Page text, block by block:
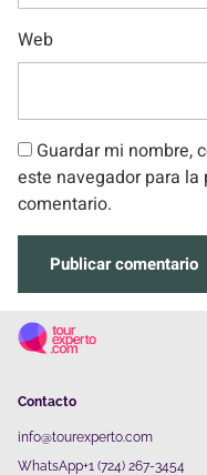
Web
Guardar mi nombre,
este navegador para
comentario.
Contacto
info@tourexperto.com
WhatsApp+1 (724) 267-3454